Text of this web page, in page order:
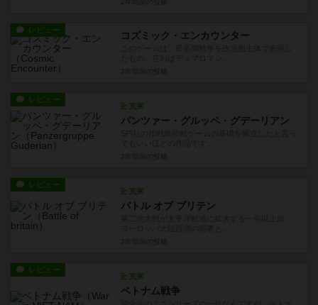
レビュー コズミック・エンカウンター
レビュー
充実
パンツァー・グルッペ・グデーリアン
レビュー
充実
バトル オブ ブリテン
レビュー
充実
ベトナム戦争